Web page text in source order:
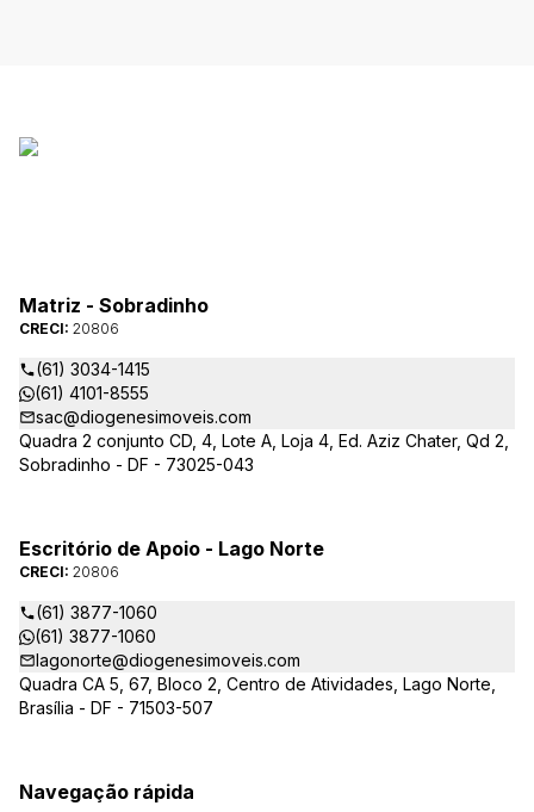
Matriz - Sobradinho
CRECI: 20806
(61) 3034-1415
(61) 4101-8555
sac@diogenesimoveis.com
Quadra 2 conjunto CD, 4, Lote A, Loja 4, Ed. Aziz Chater, Qd 2,
Sobradinho - DF - 73025-043
Escritório de Apoio - Lago Norte
CRECI: 20806
(61) 3877-1060
(61) 3877-1060
lagonorte@diogenesimoveis.com
Quadra CA 5, 67, Bloco 2, Centro de Atividades, Lago Norte,
Brasília - DF - 71503-507
Navegação rápida